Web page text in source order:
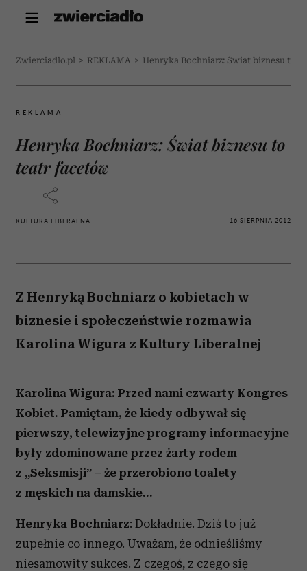
Zwierciadlo.pl > REKLAMA > Henryka Bochniarz: Świat biznesu to
REKLAMA
Henryka Bochniarz: Świat biznesu to
teatr facetów
KULTURA LIBERALNA 16 SIERPNIA 2012
Z Henryką Bochniarz o kobietach w
biznesie i społeczeństwie rozmawia
Karolina Wigura z Kultury Liberalnej
Karolina Wigura: Przed nami czwarty Kongres
Kobiet. Pamiętam, że kiedy odbywał się
pierwszy, telewizyjne programy informacyjne
były zdominowane przez żarty rodem
z „Seksmisji” – że przerobiono toalety
z męskich na damskie…
Henryka Bochniarz: Dokładnie. Dziś to już
zupełnie co innego. Uważam, że odnieśliśmy
niesamowity sukces. Z czegoś, z czego się